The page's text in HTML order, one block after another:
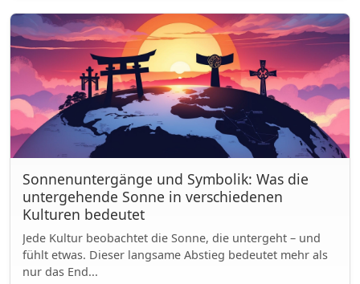
Sonnenuntergänge und Symbolik: Was die
untergehende Sonne in verschiedenen
Kulturen bedeutet
Jede Kultur beobachtet die Sonne, die untergeht – und
fühlt etwas. Dieser langsame Abstieg bedeutet mehr als
nur das End...